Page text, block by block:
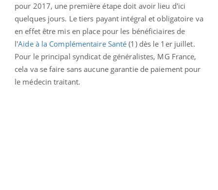
pour 2017, une première étape doit avoir lieu d'ici
quelques jours. Le tiers payant intégral et obligatoire va
en effet être mis en place pour les bénéficiaires de
l'Aide à la Complémentaire Santé (1) dès le 1er juillet.
Pour le principal syndicat de généralistes, MG France,
cela va se faire sans aucune garantie de paiement pour
le médecin traitant.